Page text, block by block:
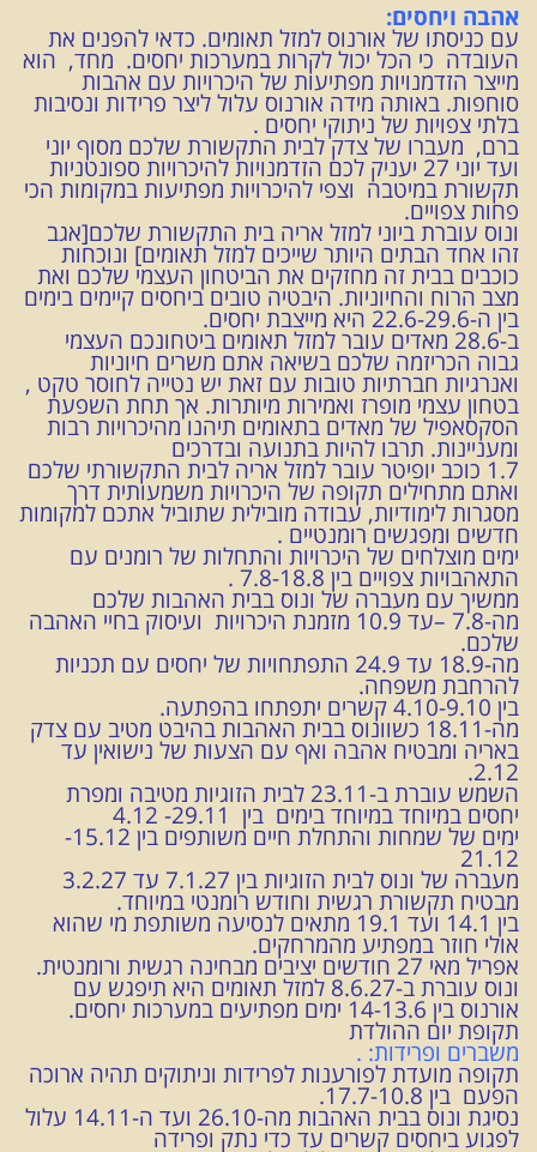
אהבה ויחסים:
עם כניסתו של אורנוס למזל תאומים. כדאי להפנים את
העובדה כי הכל יכול לקרות במערכות יחסים. מחד, הוא
מייצר הזדמנויות מפתיעות של היכרויות עם אהבות
סוחפות. באותה מידה אורנוס עלול ליצר פרידות ונסיבות
בלתי צפויות של ניתוקי יחסים .
ברם, מעברו של צדק לבית התקשורת שלכם מסוף יוני
ועד יוני 27 יעניק לכם הזדמנויות להיכרויות ספונטניות
תקשורת במיטבה וצפי להיכרויות מפתיעות במקומות הכי
פחות צפויים.
ונוס עוברת ביוני למזל אריה בית התקשורת שלכם[אגב
זהו אחד הבתים היותר שייכים למזל תאומים] ונוכחות
כוכבים בבית זה מחזקים את הביטחון העצמי שלכם ואת
מצב הרוח והחיוניות. היבטיה טובים ביחסים קיימים בימים
בין ה-22.6-29.6 היא מייצבת יחסים.
ב-28.6 מאדים עובר למזל תאומים ביטחונכם העצמי
גבוה הכריזמה שלכם בשיאה אתם משרים חיוניות
ואנרגיות חברתיות טובות עם זאת יש נטייה לחוסר טקט ,
בטחון עצמי מופרז ואמירות מיותרות. אך תחת השפעת
הסקסאפיל של מאדים בתאומים תיהנו מהיכרויות רבות
ומעניינות. תרבו להיות בתנועה ובדרכים
1.7 כוכב יופיטר עובר למזל אריה לבית התקשורתי שלכם
ואתם מתחילים תקופה של היכרויות משמעותית דרך
מסגרות לימודיות, עבודה מובילית שתוביל אתכם למקומות
חדשים ומפגשים רומנטיים .
ימים מוצלחים של היכרויות והתחלות של רומנים עם
התאהבויות צפויים בין 7.8-18.8 .
ממשיך עם מעברה של ונוס בבית האהבות שלכם
מה-7.8 –עד 10.9 מזמנת היכרויות ועיסוק בחיי האהבה
שלכם.
מה-18.9 עד 24.9 התפתחויות של יחסים עם תכניות
להרחבת משפחה.
בין 4.10-9.10 קשרים יתפתחו בהפתעה.
מה-18.11 כשוונוס בבית האהבות בהיבט מטיב עם צדק
באריה ומבטיח אהבה ואף עם הצעות של נישואין עד
2.12.
השמש עוברת ב-23.11 לבית הזוגיות מטיבה ומפרת
יחסים במיוחד במיוחד בימים בין 29.11- 4.12
ימים של שמחות והתחלת חיים משותפים בין 15.12-
21.12
מעברה של ונוס לבית הזוגיות בין 7.1.27 עד 3.2.27
מבטיח תקשורת רגשית וחודש רומנטי במיוחד.
בין 14.1 ועד 19.1 מתאים לנסיעה משותפת מי שהוא
אולי חוזר במפתיע מהמרחקים.
אפריל מאי 27 חודשים יציבים מבחינה רגשית ורומנטית.
ונוס עוברת ב-8.6.27 למזל תאומים היא תיפגש עם
אורנוס בין 14-13.6 ימים מפתיעים במערכות יחסים.
תקופת יום ההולדת
משברים ופרידות: .
תקופה מועדת לפורענות לפרידות וניתוקים תהיה ארוכה
הפעם בין 17.7-10.8.
נסיגת ונוס בבית האהבות מה-26.10 ועד ה-14.11 עלול
לפגוע ביחסים קשרים עד כדי נתק ופרידה